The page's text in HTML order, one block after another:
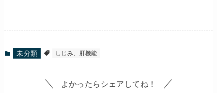
未分類 しじみ、肝機能
よかったらシェアしてね！